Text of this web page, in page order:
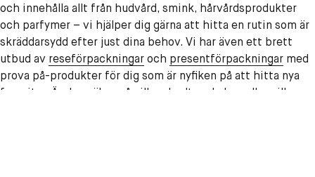
och innehålla allt från hudvård, smink, hårvårdsprodukter
och parfymer – vi hjälper dig gärna att hitta en rutin som är
skräddarsydd efter just dina behov. Vi har även ett brett
utbud av reseförpackningaroch presentförpackningar med
prova på-produkter för dig som är nyfiken på att hitta nya
favoriter. Är du osäker på vilken hudtyp du har, eller vilka